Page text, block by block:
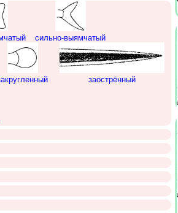
сильно-выямчатый
заострённый